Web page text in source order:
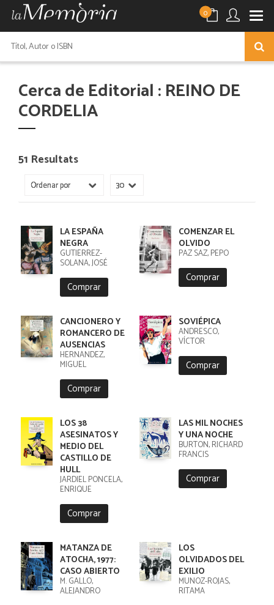
0
Cerca de Editorial : REINO DE
CORDELIA
51 Resultats
LA ESPAÑA
NEGRA
GUTIÉRREZ-
SOLANA, JOSÉ
Comprar
COMENZAR EL
OLVIDO
PAZ SAZ, PEPO
Comprar
CANCIONERO Y
ROMANCERO DE
AUSENCIAS
HERNÁNDEZ,
MIGUEL
Comprar
SOVIÉPICA
ANDRESCO,
VÍCTOR
Comprar
LOS 38
ASESINATOS Y
MEDIO DEL
CASTILLO DE
HULL
JARDIEL PONCELA,
ENRIQUE
Comprar
LAS MIL NOCHES
Y UNA NOCHE
BURTON, RICHARD
FRANCIS
Comprar
MATANZA DE
ATOCHA, 1977:
CASO ABIERTO
M. GALLO,
ALEJANDRO
LOS
OLVIDADOS DEL
EXILIO
MUÑOZ-ROJAS,
RITAMA